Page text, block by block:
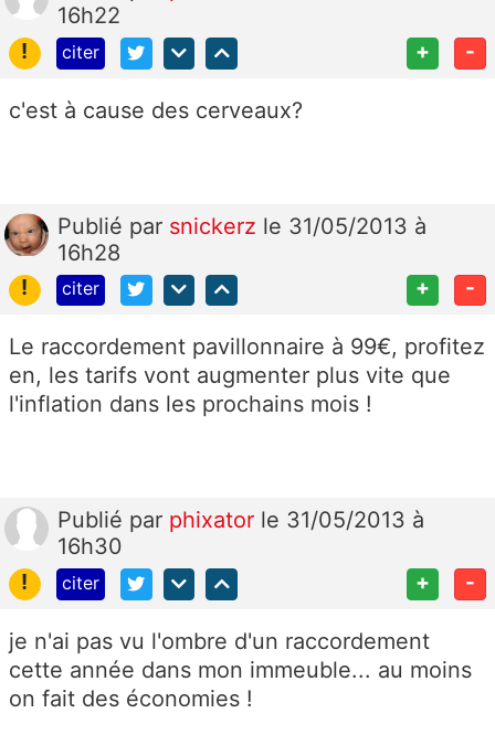
16h22
!
citer + -
c'est à cause des cerveaux?
Publié par snickerz le 31/05/2013 à
16h28
!
citer + -
Le raccordement pavillonnaire à 99€, profitez
en, les tarifs vont augmenter plus vite que
l'inflation dans les prochains mois !
Publié par phixator le 31/05/2013 à
16h30
!
citer + -
je n'ai pas vu l'ombre d'un raccordement
cette année dans mon immeuble... au moins
on fait des économies !